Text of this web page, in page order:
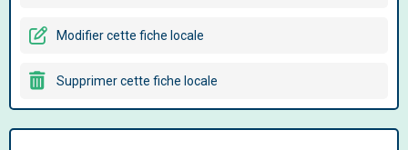
Modifier cette fiche locale
Supprimer cette fiche locale